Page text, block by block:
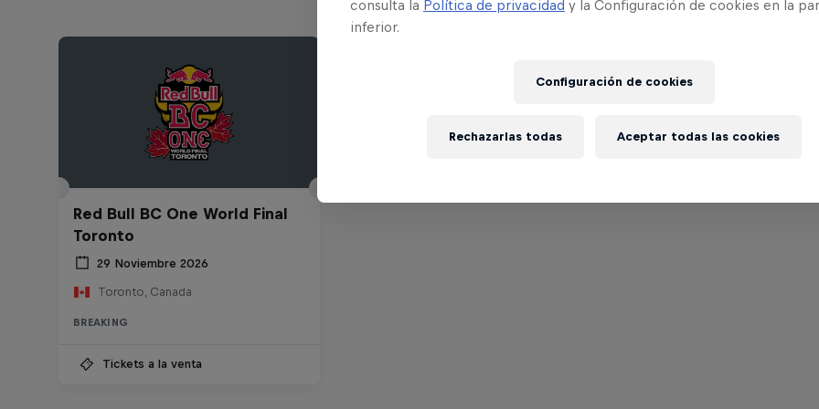
Red Bull BC One World Final
Toronto
29 Noviembre 2026
Toronto, Canada
BREAKING
Tickets a la venta
consulta la Política de privacidad y la Configuración de cookies en la
inferior.
Configuración de cookies
Rechazarlas todas Aceptar todas las cookies